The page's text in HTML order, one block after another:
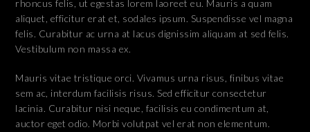
rhoncus felis, ut egestas lorem laoreet eu. Mauris a quam
aliquet, efficitur erat et, sodales ipsum. Suspendisse vel magna
felis. Curabitur ac urna at lacus dignissim aliquam at sed felis.
Vestibulum non massa ex.
Mauris vitae tristique orci. Vivamus urna risus, finibus vitae
sem ac, interdum facilisis risus. Sed efficitur consectetur
lacinia. Curabitur nisi neque, facilisis eu condimentum at,
auctor eget odio. Morbi volutpat vel erat non elementum.